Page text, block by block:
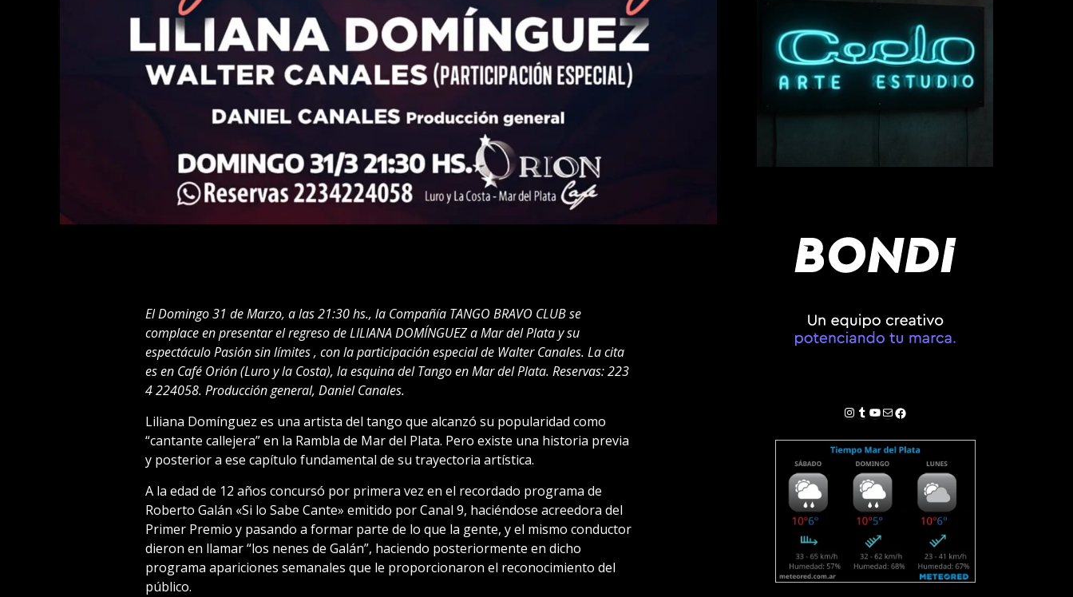
El Domingo 31 de Marzo, a las 21:30 hs., la Compañía TANGO BRAVO CLUB se
complace en presentar el regreso de LILIANA DOMÍNGUEZ a Mar del Plata y su
espectáculo Pasión sin límites , con la participación especial de Walter Canales. La cita
es en Café Orión (Luro y la Costa), la esquina del Tango en Mar del Plata. Reservas: 223
4 224058. Producción general, Daniel Canales.
Liliana Domínguez es una artista del tango que alcanzó su popularidad como
“cantante callejera” en la Rambla de Mar del Plata. Pero existe una historia previa
y posterior a ese capítulo fundamental de su trayectoria artística.
A la edad de 12 años concursó por primera vez en el recordado programa de
Roberto Galán «Si lo Sabe Cante» emitido por Canal 9, haciéndose acreedora del
Primer Premio y pasando a formar parte de lo que la gente, y el mismo conductor
dieron en llamar “los nenes de Galán”, haciendo posteriormente en dicho
programa apariciones semanales que le proporcionaron el reconocimiento del
público.
Instagram
Tumblr
YouTube
Correo electrónico
Facebook